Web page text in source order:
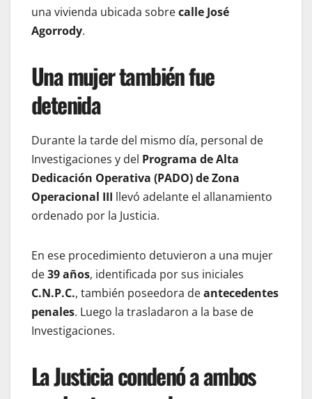
una vivienda ubicada sobrecalle José
Agorrody.
Una mujer también fue
detenida
Durante la tarde del mismo día, personal de
Investigaciones y del Programa de Alta
Dedicación Operativa (PADO) de Zona
Operacional III llevó adelante el allanamiento
ordenado por la Justicia.
En ese procedimiento detuvieron a una mujer
de39 años, identificada por sus iniciales
C.N.P.C., también poseedora deantecedentes
penales. Luego la trasladaron a la base de
Investigaciones.
La Justicia condenó a ambos